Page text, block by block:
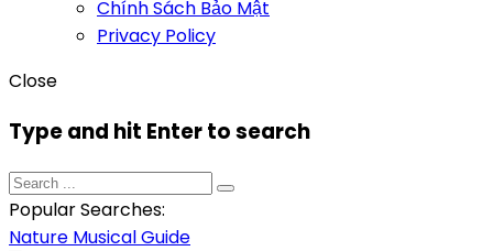
Chính Sách Bảo Mật
Privacy Policy
Close
Type and hit Enter to search
Popular Searches:
Nature MusicalGuide